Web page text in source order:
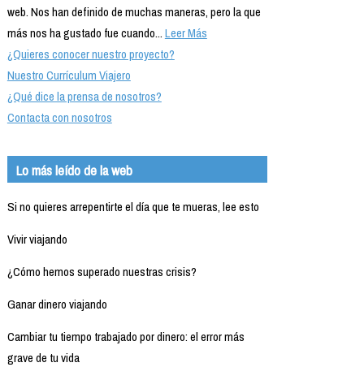
web. Nos han definido de muchas maneras, pero la que
más nos ha gustado fue cuando...Leer Más
¿Quieres conocer nuestro proyecto?
Nuestro Currículum Viajero
¿Qué dice la prensa de nosotros?
Contacta con nosotros
Lo más leído de la web
Si no quieres arrepentirte el día que te mueras, lee esto
Vivir viajando
¿Cómo hemos superado nuestras crisis?
Ganar dinero viajando
Cambiar tu tiempo trabajado por dinero: el error más
grave de tu vida